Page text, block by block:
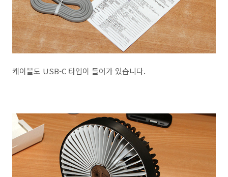
케이블도 USB-C 타입이 들어가 있습니다.